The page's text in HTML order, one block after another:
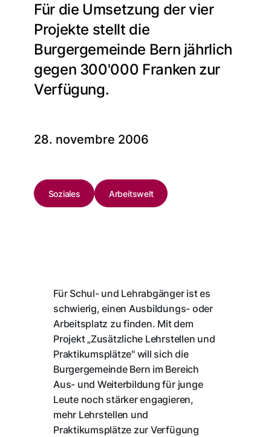
Für die Umsetzung der vier
Projekte stellt die
Burgergemeinde Bern jährlich
gegen 300'000 Franken zur
Verfügung.
28. novembre 2006
Soziales Arbeitswelt
Für Schul- und Lehrabgänger ist es
schwierig, einen Ausbildungs- oder
Arbeitsplatz zu finden. Mit dem
Projekt „Zusätzliche Lehrstellen und
Praktikumsplätze" will sich die
Burgergemeinde Bern im Bereich
Aus- und Weiterbildung für junge
Leute noch stärker engagieren,
mehr Lehrstellen und
Praktikumsplätze zur Verfügung